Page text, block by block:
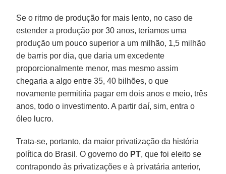
Se o ritmo de produção for mais lento, no caso de
estender a produção por 30 anos, teríamos uma
produção um pouco superior a um milhão, 1,5 milhão
de barris por dia, que daria um excedente
proporcionalmente menor, mas mesmo assim
chegaria a algo entre 35, 40 bilhões, o que
novamente permitiria pagar em dois anos e meio, três
anos, todo o investimento. A partir daí, sim, entra o
óleo lucro.
Trata-se, portanto, da maior privatização da história
política do Brasil. O governo do PT, que foi eleito se
contrapondo às privatizações e à privatária anterior,